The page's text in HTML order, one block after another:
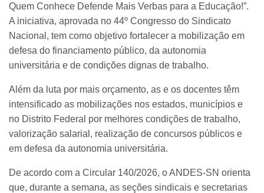
Quem Conhece Defende Mais Verbas para a Educação!”.
A iniciativa, aprovada no 44º Congresso do Sindicato
Nacional, tem como objetivo fortalecer a mobilização em
defesa do financiamento público, da autonomia
universitária e de condições dignas de trabalho.
Além da luta por mais orçamento, as e os docentes têm
intensificado as mobilizações nos estados, municípios e
no Distrito Federal por melhores condições de trabalho,
valorização salarial, realização de concursos públicos e
em defesa da autonomia universitária.
De acordo com a Circular 140/2026, o ANDES-SN orienta
que, durante a semana, as seções sindicais e secretarias